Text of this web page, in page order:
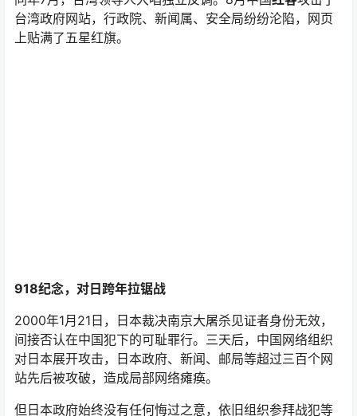
台湾政府网站，行政院、新闻属、安全局纷纷沦陷，网页
上贴满了五星红旗。
918纪念，对日跨年拉锯战
2000年1月21日，日本裁决南京大屠杀见证者身份无效，
间接否认在中国犯下的可耻罪行。三天后，中国网络组织
对日本展开攻击，日本政府、新闻、邮局等超过三百个网
站先后被攻破，造成局部网络瘫痪。
但日本政府始终没有任何悔过之意，依旧组织参拜战犯等